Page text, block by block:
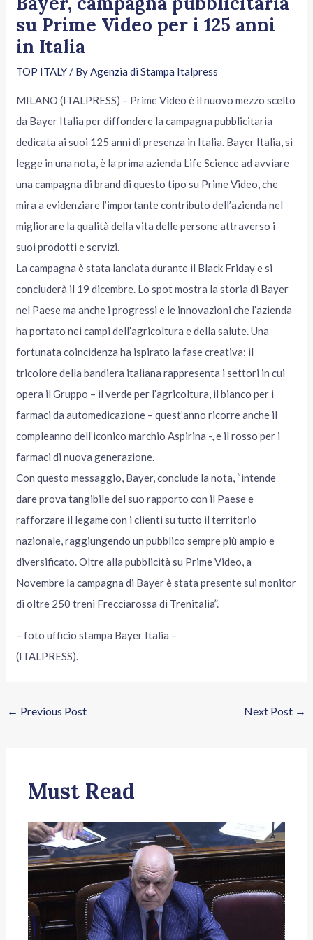
su Prime Video per i 125 anni
in Italia
TOP ITALY/ ByAgenzia di Stampa Italpress
MILANO (ITALPRESS) – Prime Video è il nuovo mezzo scelto
da Bayer Italia per diffondere la campagna pubblicitaria
dedicata ai suoi 125 anni di presenza in Italia. Bayer Italia, si
legge in una nota, è la prima azienda Life Science ad avviare
una campagna di brand di questo tipo su Prime Video, che
mira a evidenziare l’importante contributo dell’azienda nel
migliorare la qualità della vita delle persone attraverso i
suoi prodotti e servizi.
La campagna è stata lanciata durante il Black Friday e si
concluderà il 19 dicembre. Lo spot mostra la storia di Bayer
nel Paese ma anche i progressi e le innovazioni che l’azienda
ha portato nei campi dell’agricoltura e della salute. Una
fortunata coincidenza ha ispirato la fase creativa: il
tricolore della bandiera italiana rappresenta i settori in cui
opera il Gruppo – il verde per l’agricoltura, il bianco per i
farmaci da automedicazione – quest’anno ricorre anche il
compleanno dell’iconico marchio Aspirina -, e il rosso per i
farmaci di nuova generazione.
Con questo messaggio, Bayer, conclude la nota, “intende
dare prova tangibile del suo rapporto con il Paese e
rafforzare il legame con i clienti su tutto il territorio
nazionale, raggiungendo un pubblico sempre più ampio e
diversificato. Oltre alla pubblicità su Prime Video, a
Novembre la campagna di Bayer è stata presente sui monitor
di oltre 250 treni Frecciarossa di Trenitalia”.
– foto ufficio stampa Bayer Italia –
(ITALPRESS).
← Previous Post Next Post →
Must Read